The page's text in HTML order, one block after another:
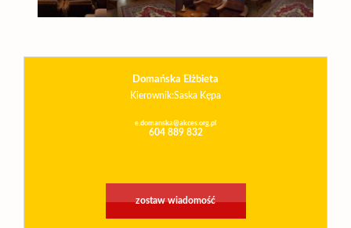
Domańska Elżbieta
Kierownik:Saska Kępa
e.domanska@akces.org.pl
604 889 832
zostaw wiadomość